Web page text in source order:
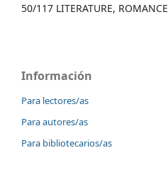
50/117 LITERATURE, ROMANCE
Información
Para lectores/as
Para autores/as
Para bibliotecarios/as